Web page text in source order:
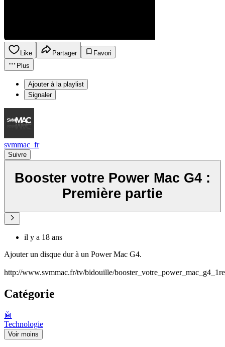
Like Partager
Favori
Plus
Ajouter à la playlist
Signaler
svmmac_fr
Suivre
Booster votre Power Mac G4 :
Première partie
il y a 18 ans
Ajouter un disque dur à un Power Mac G4.
http://www.svmmac.fr/tv/bidouille/
Catégorie
🤖
Technologie
Voir moins